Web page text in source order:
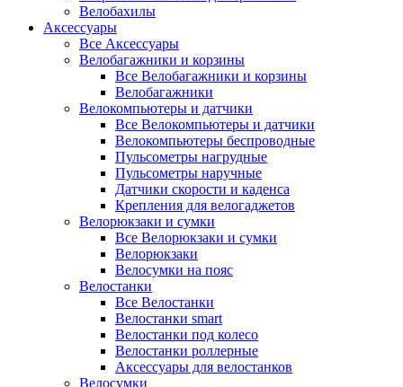
Велобахилы
Аксессуары
Все Аксессуары
Велобагажники и корзины
Все Велобагажники и корзины
Велобагажники
Велокомпьютеры и датчики
Все Велокомпьютеры и датчики
Велокомпьютеры беспроводные
Пульсометры нагрудные
Пульсометры наручные
Датчики скорости и каденса
Крепления для велогаджетов
Велорюкзаки и сумки
Все Велорюкзаки и сумки
Велорюкзаки
Велосумки на пояс
Велостанки
Все Велостанки
Велостанки smart
Велостанки под колесо
Велостанки роллерные
Аксессуары для велостанков
Велосумки